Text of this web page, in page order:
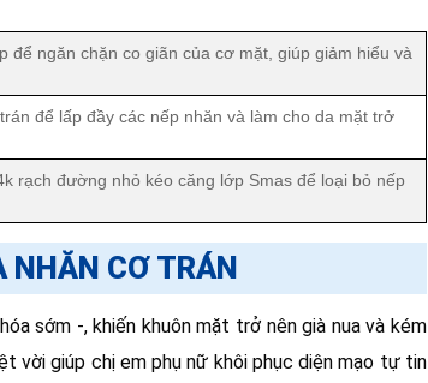
để ngăn chặn co giãn của cơ mặt, giúp giảm hiểu và
để lấp đầy các nếp nhăn và làm cho da mặt trở
rạch đường nhỏ kéo căng lớp Smas để loại bỏ nếp
NHĂN CƠ TRÁN
sớm -, khiến khuôn mặt trở nên già nua và kém
vời giúp chị em phụ nữ khôi phục diện mạo tự tin